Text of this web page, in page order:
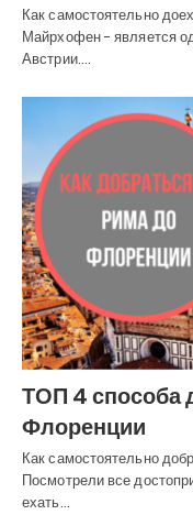
Как самостоятельно
Майрхофен - является
Австрии.…
ТОП 4 способа
Флоренции
Как самостоятельно
Посмотрели все
ехать…